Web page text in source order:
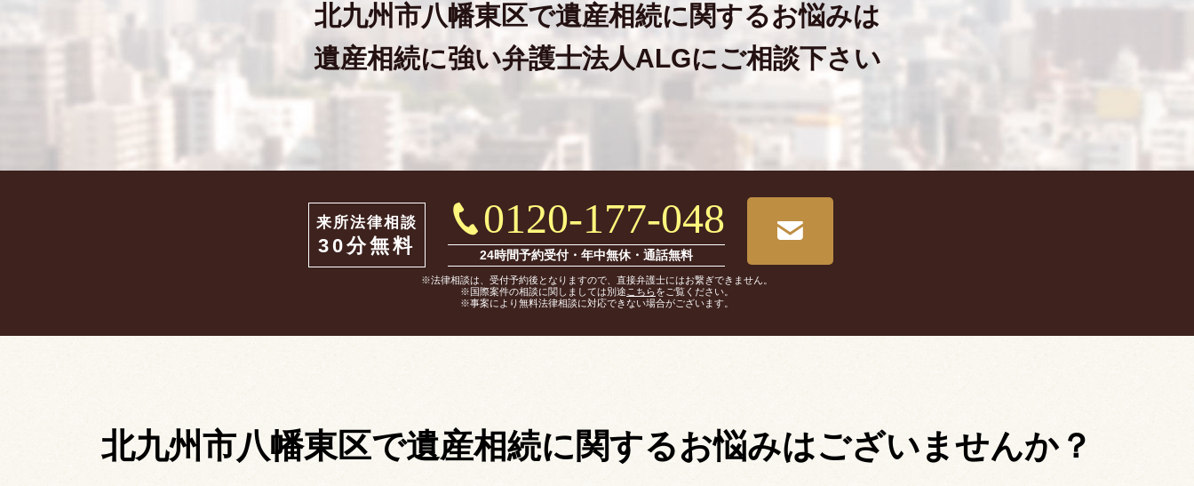
北九州市八幡東区で遺産相続に関するお悩みは
遺産相続に強い弁護士法人ALGにご相談下さい
来所法律相談
30分無料
0120-177-048
24時間予約受付・年中無休・通話無料
※法律相談は、受付予約後となりますので、直接弁護士にはお繋ぎできません。
※国際案件の相談に関しましては別途 こちらをご覧ください。
※事案により無料法律相談に対応できない場合がございます。
北九州市八幡東区で遺産相続に関するお悩みはございませんか？